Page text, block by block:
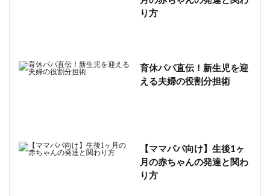
り方
育休パパ直伝！新生児を迎
える夫婦の役割分担術
【ママパパ向け】生後1ヶ
月の赤ちゃんの発達と関わ
り方